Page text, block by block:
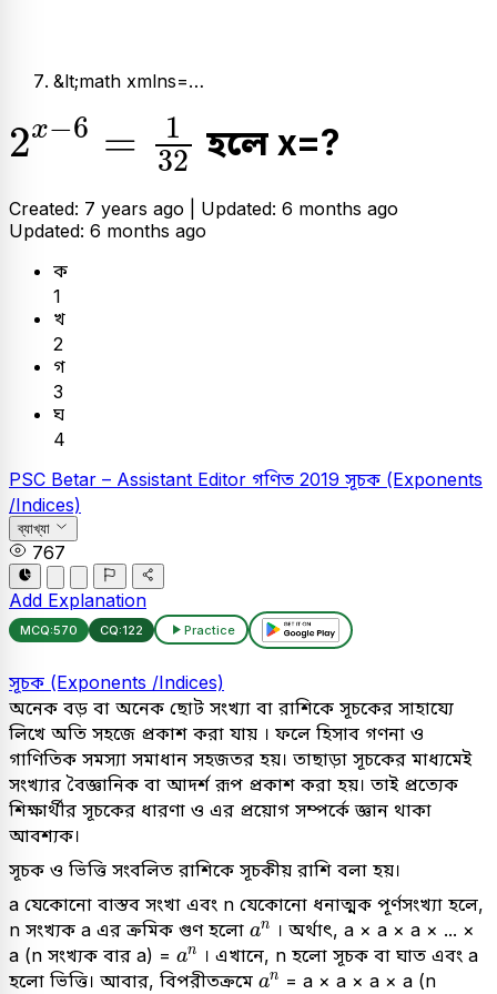
&lt;math xmlns=…
2x−6 =
1
32
2x-6 32
হলে x=?
Created: 7 years ago | Updated: 6 months ago
Updated: 6 months ago
ক
1
খ
2
গ
3
ঘ
4
PSC Betar – Assistant Editor গণিত 2019 সূচক (Exponents
/Indices)
ব্যাখ্যা
767
Add Explanation
MCQ:570 CQ:122 Practice
সূচক (Exponents /Indices)
অনেক বড় বা অনেক ছোট সংখ্যা বা রাশিকে সূচকের সাহায্যে
লিখে অতি সহজে প্রকাশ করা যায় । ফলে হিসাব গণনা ও
গাণিতিক সমস্যা সমাধান সহজতর হয়। তাছাড়া সূচকের মাধ্যমেই
সংখ্যার বৈজ্ঞানিক বা আদর্শ রূপ প্রকাশ করা হয়। তাই প্রত্যেক
শিক্ষার্থীর সূচকের ধারণা ও এর প্রয়োগ সম্পর্কে জ্ঞান থাকা
আবশ্যক।
সূচক ও ভিত্তি সংবলিত রাশিকে সূচকীয় রাশি বলা হয়।
a যেকোনো বাস্তব সংখা এবং n যেকোনো ধনাত্মক পূর্ণসংখ্যা হলে,
n সংখ্যক a এর ক্রমিক গুণ হলো an
an । অর্থাৎ, a × a × a × ... ×
a (n সংখ্যক বার a) = an
an । এখানে, n হলো সূচক বা ঘাত এবং a
হলো ভিত্তি। আবার, বিপরীতক্রমে an
an = a × a × a × a (n